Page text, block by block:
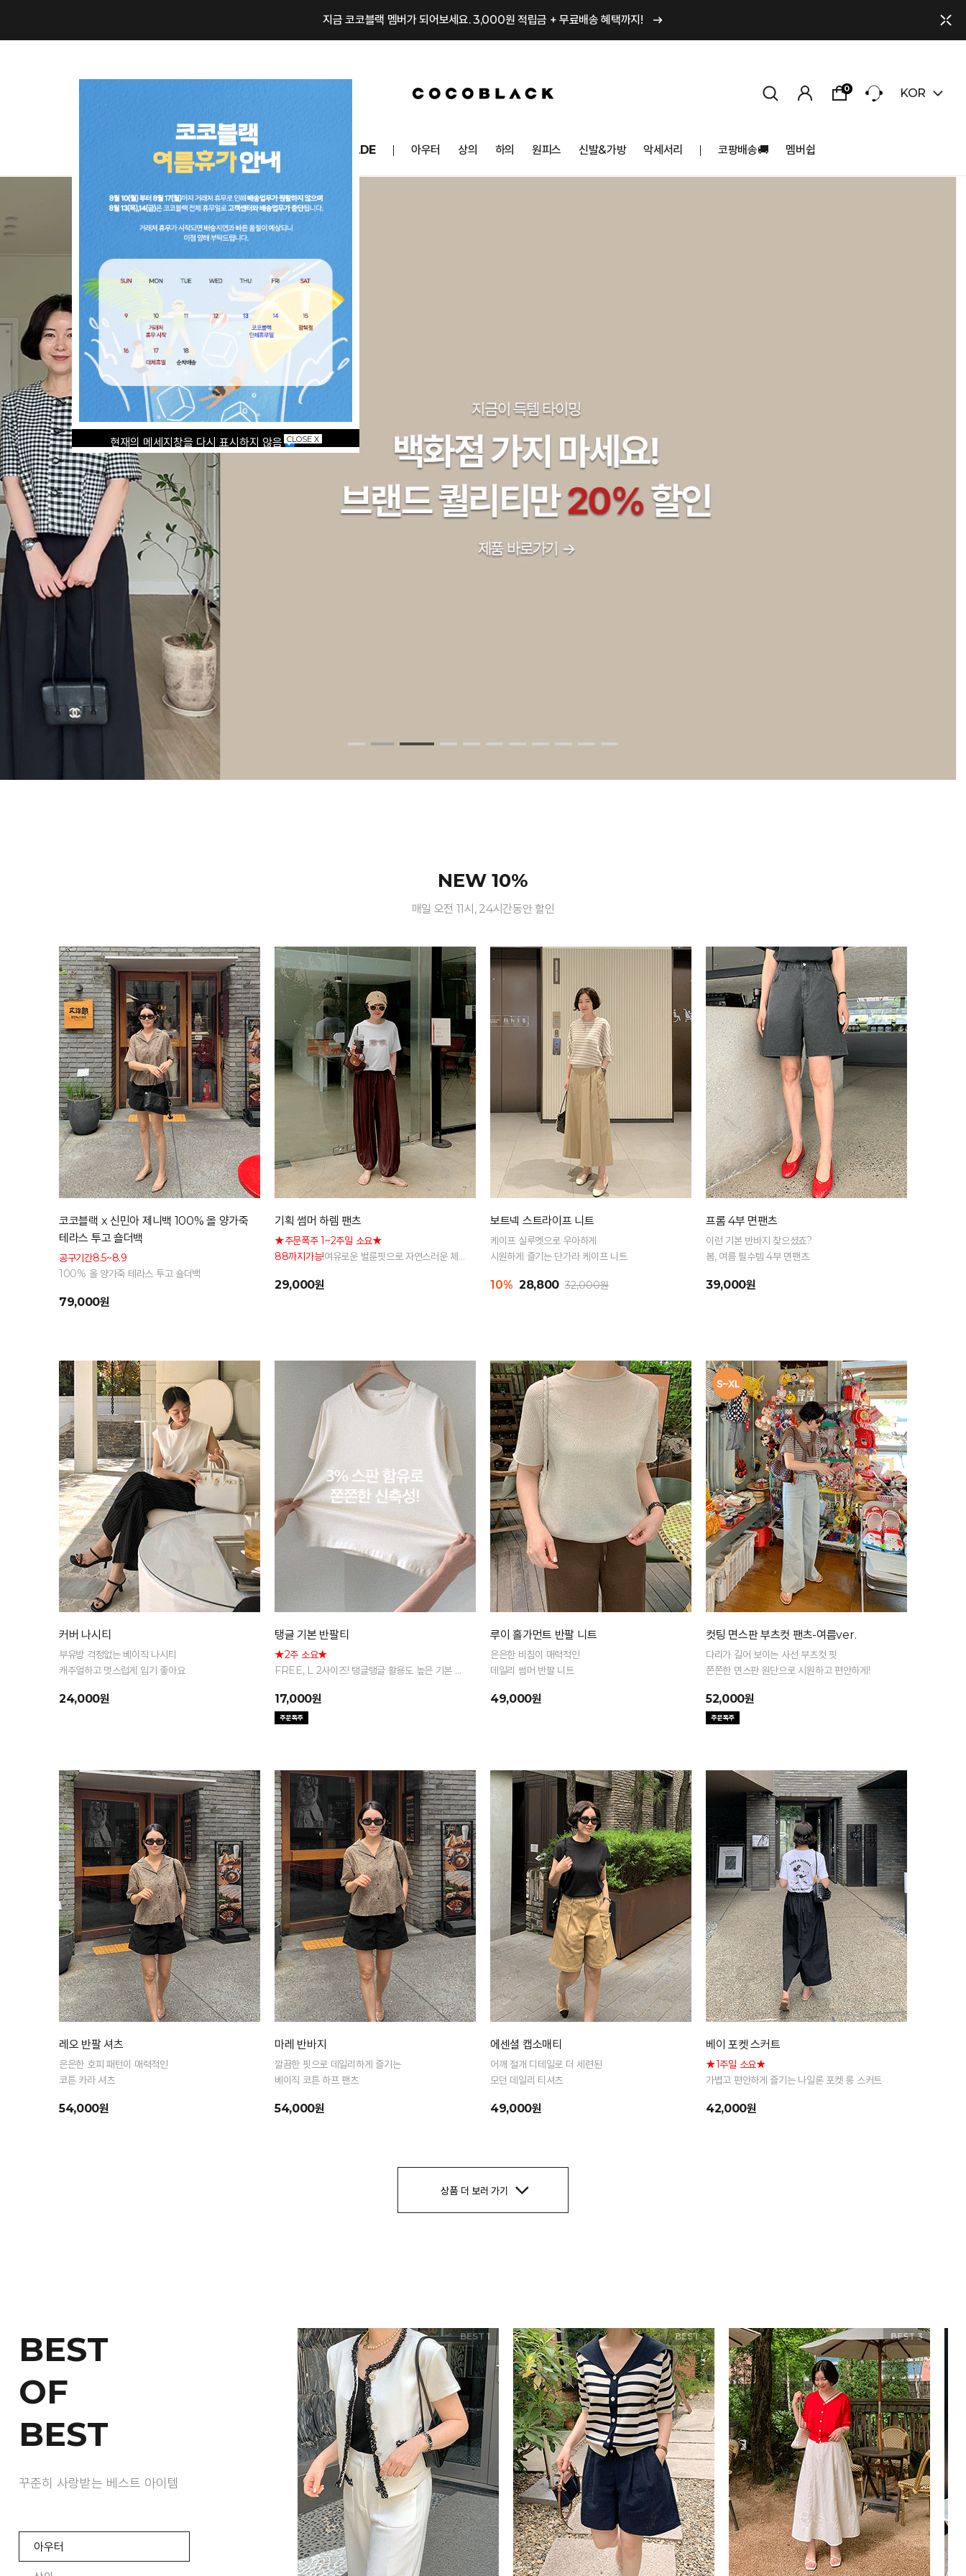
지금 코코블랙 멤버가 되어보세요. 3,000원 적립금 + 무료배송 혜택까지!
0 KOR
NEW10% BEST30 COCOMADE 아우터 상의 하의 원피스 신발&가방 악세서리 코팡배송🚚 멤버쉽
NEW 10%
매일 오전 11시, 24시간동안 할인
코코블랙 x 신민아 제니백 100% 올 양가죽
테라스 투고 숄더백
공구기간8.5~8.9
100% 올 양가죽 테라스 투고 숄더백
79,000원
기획 썸머 하렘 팬츠
★주문폭주 1~2주일 소요★
88까지가능!여유로운 벌룬핏으로 자연스러운 체
29,000원
보트넥 스트라이프 니트
케이프 실루엣으로 우아하게
시원하게 즐기는 단가라 케이프 니트
10% 28,800 32,000원
프롬 4부 면팬츠
이런 기본 반바지 찾으셨죠?
봄, 여름 필수템 4부 면팬츠
39,000원
커버 나시티
부유방 걱정없는 베이직 나시티
캐주얼하고 멋스럽게 입기 좋아요
24,000원
탱글 기본 반팔티
★2주 소요★
FREE, L 2사이즈! 탱글탱글 활용도 높은 기본 반
17,000원
루이 홀가먼트 반팔 니트
은은한 비침이 매력적인
데일리 썸머 반팔 니트
49,000원
컷팅 면스판 부츠컷 팬츠-여름ver.
다리가 길어 보이는 사선 부츠컷 핏
쫀쫀한 면스판 원단으로 시원하고 편안하게!
52,000원
레오 반팔 셔츠
은은한 호피 패턴이 매력적인
코튼 카라 셔츠
54,000원
마레 반바지
깔끔한 핏으로 데일리하게 즐기는
베이직 코튼 하프 팬츠
54,000원
에센셜 캡소매티
어깨 절개 디테일로 더 세련된
모던 데일리 티셔츠
49,000원
베이 포켓 스커트
★1주일 소요★
가볍고 편안하게 즐기는 나일론 포켓 롱 스커트
42,000원
상품 더 보러 가기
BEST
OF
BEST
꾸준히 사랑받는 베스트 아이템
아우터
BEST 1 BEST 2 BEST 3
현재의 메세지창을 다시 표시하지 않음CLOSE X